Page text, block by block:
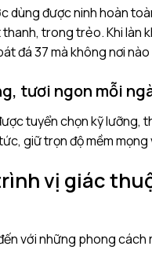
dùng được ninh hoàn
trong trẻo. Khi
đá 37 mà không nơi
tươi ngon mỗi
tuyển chọn kỹ lưỡng,
giữ trọn độ mềm
vị giác
với những phong